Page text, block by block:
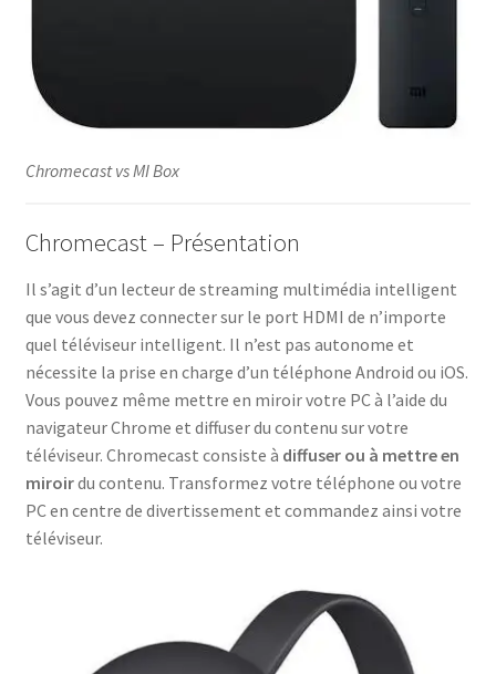
Chromecast vs MI Box
Chromecast – Présentation
Il s’agit d’un lecteur de streaming multimédia intelligent
que vous devez connecter sur le port HDMI de n’importe
quel téléviseur intelligent. Il n’est pas autonome et
nécessite la prise en charge d’un téléphone Android ou iOS.
Vous pouvez même mettre en miroir votre PC à l’aide du
navigateur Chrome et diffuser du contenu sur votre
téléviseur. Chromecast consiste à diffuser ou à mettre en
miroirdu contenu. Transformez votre téléphone ou votre
PC en centre de divertissement et commandez ainsi votre
téléviseur.